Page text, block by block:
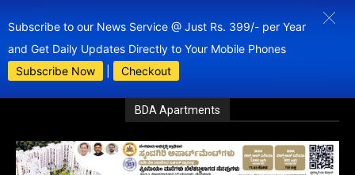
Subscribe to our News Service @ Just Rs. 399/- per Year
and Get Daily Updates Directly to Your Mobile Phones
Subscribe Now
Checkout
BDA Apartments